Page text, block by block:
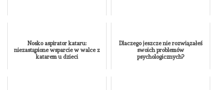
Nosko aspirator kataru:
niezastąpione wsparcie w walce z
katarem u dzieci
Dlaczego jeszcze nie rozwiązałeś
swoich problemów
psychologicznych?